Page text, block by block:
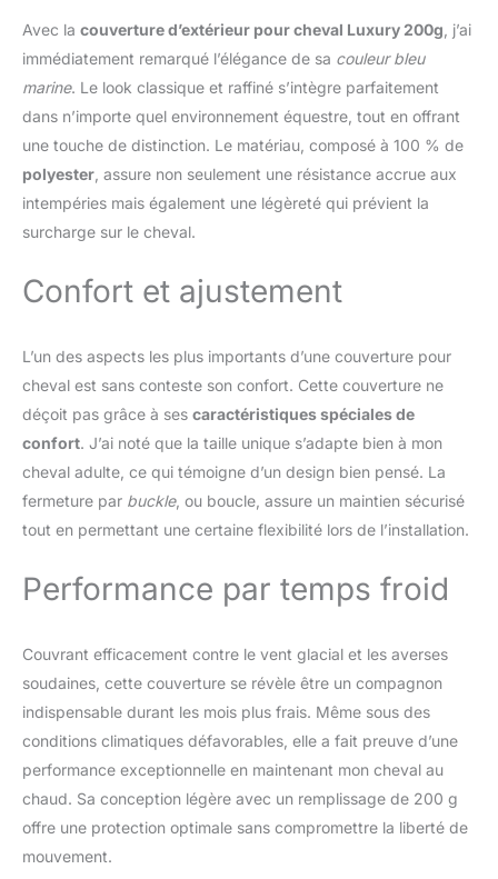
confortables, sangles
croisées amovibles
Composition : extérieur :
100 % polyester ;
intérieur : 100 %
polyester. Garnissage :
Avec la couverture d’extérieur pour cheval Luxury 200g , j’ai
immédiatement remarqué l’élégance de sa couleur bleu
marine. Le look classique et raffiné s’intègre parfaitement
dans n’importe quel environnement équestre, tout en offrant
une touche de distinction. Le matériau, composé à 100 % de
polyester , assure non seulement une résistance accrue aux
intempéries mais également une légèreté qui prévient la
surcharge sur le cheval.
Confort et ajustement
L’un des aspects les plus importants d’une couverture pour
cheval est sans conteste son confort. Cette couverture ne
déçoit pas grâce à ses caractéristiques spéciales de
confort. J’ai noté que la taille unique s’adapte bien à mon
cheval adulte, ce qui témoigne d’un design bien pensé. La
fermeture par buckle, ou boucle, assure un maintien sécurisé
tout en permettant une certaine flexibilité lors de l’installation.
Performance par temps froid
Couvrant efficacement contre le vent glacial et les averses
soudaines, cette couverture se révèle être un compagnon
indispensable durant les mois plus frais. Même sous des
conditions climatiques défavorables, elle a fait preuve d’une
performance exceptionnelle en maintenant mon cheval au
chaud. Sa conception légère avec un remplissage de 200 g
offre une protection optimale sans compromettre la liberté de
mouvement.